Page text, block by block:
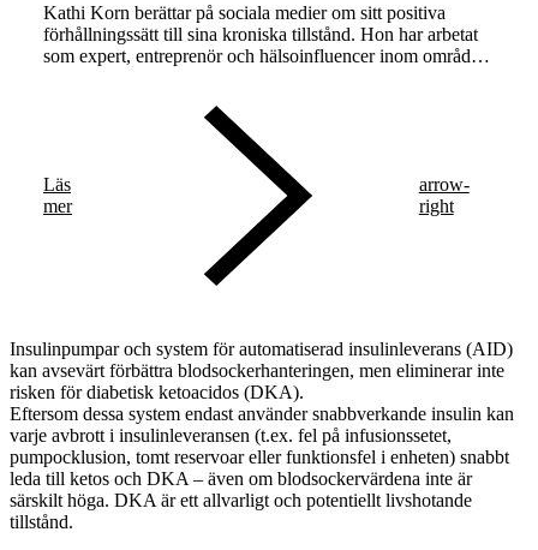
Kathi Korn berättar på sociala medier om sitt positiva
förhållningssätt till sina kroniska tillstånd. Hon har arbetat
som expert, entreprenör och hälsoinfluencer inom området
Läs
mer
arrow-
right
Insulinpumpar och system för automatiserad insulinleverans (AID)
kan avsevärt förbättra blodsockerhanteringen, men eliminerar inte
risken för diabetisk ketoacidos (DKA).
Eftersom dessa system endast använder snabbverkande insulin kan
varje avbrott i insulinleveransen (t.ex. fel på infusionssetet,
pumpocklusion, tomt reservoar eller funktionsfel i enheten) snabbt
leda till ketos och DKA – även om blodsockervärdena inte är
särskilt höga. DKA är ett allvarligt och potentiellt livshotande
tillstånd.